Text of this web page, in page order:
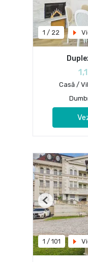
1 / 22
Casă /
1 / 101
Previous